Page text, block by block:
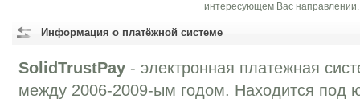
интересующем Вас направлении.
Информация о платёжной системе
SolidTrustPay - электронная платежная
между 2006-2009-ым годом. Находится под